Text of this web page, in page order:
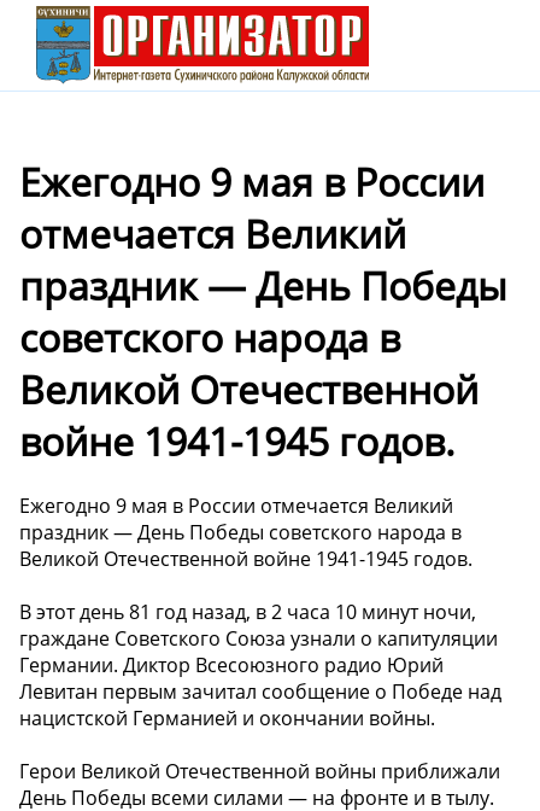
Ежегодно 9 мая в России
отмечается Великий
праздник — День Победы
советского народа в
Великой Отечественной
войне 1941-1945 годов.
Ежегодно 9 мая в России отмечается Великий
праздник — День Победы советского народа в
Великой Отечественной войне 1941-1945 годов.
В этот день 81 год назад, в 2 часа 10 минут ночи,
граждане Советского Союза узнали о капитуляции
Германии. Диктор Всесоюзного радио Юрий
Левитан первым зачитал сообщение о Победе над
нацистской Германией и окончании войны.
Герои Великой Отечественной войны приближали
День Победы всеми силами — на фронте и в тылу.